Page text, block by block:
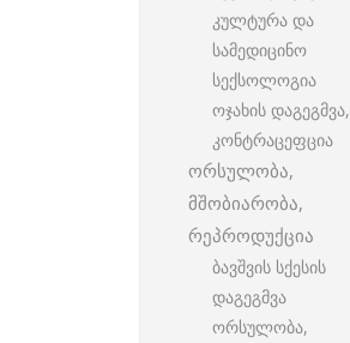
კულტურა და
სამედიცინო
სექსოლოგია
ოჯახის დაგეგმვა,
კონტრაცეფცია
ორსულობა,
მშობიარობა,
რეპროდუქცია
ბავშვის სქესის
დაგეგმვა
ორსულობა,